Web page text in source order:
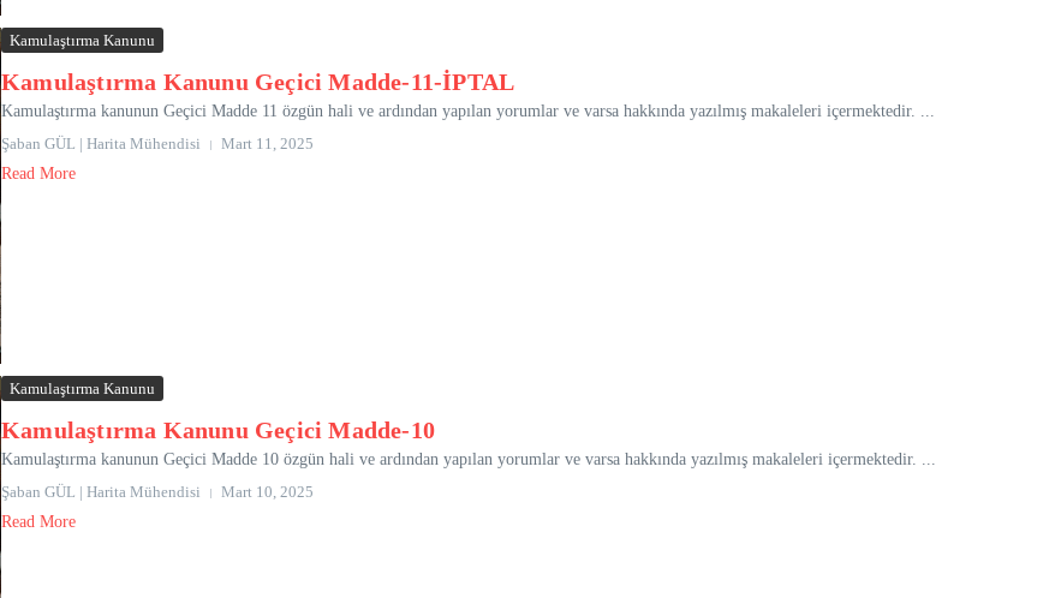
Kamulaştırma Kanunu
Kamulaştırma Kanunu Geçici Madde-11-İPTAL
Kamulaştırma kanunun Geçici Madde 11 özgün hali ve ardından yapılan yorumlar ve varsa hakkında yazılmış makaleleri içermektedir. ...
Şaban GÜL | Harita Mühendisi
Mart 11, 2025
Read More
Kamulaştırma Kanunu
Kamulaştırma Kanunu Geçici Madde-10
Kamulaştırma kanunun Geçici Madde 10 özgün hali ve ardından yapılan yorumlar ve varsa hakkında yazılmış makaleleri içermektedir. ...
Şaban GÜL | Harita Mühendisi
Mart 10, 2025
Read More